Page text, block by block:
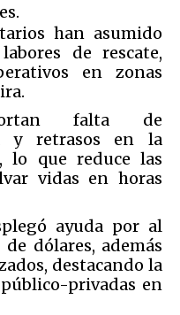
han asumido
de rescate,
en zonas
falta de
y retrasos en la
lo que reduce las
vidas en horas
ayuda por al
dólares, además
destacando la
privadas en